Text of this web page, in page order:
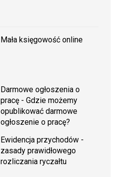
Mała księgowość online
Darmowe ogłoszenia o
pracę - Gdzie możemy
opublikować darmowe
ogłoszenie o pracę?
Ewidencja przychodów -
zasady prawidłowego
rozliczania ryczałtu